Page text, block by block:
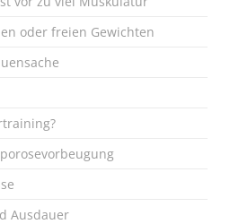
oder freien Gewichten
Ausdauer